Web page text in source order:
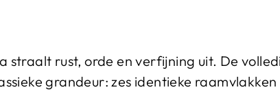
rust, orde en verfijning uit. De
grandeur: zes identieke